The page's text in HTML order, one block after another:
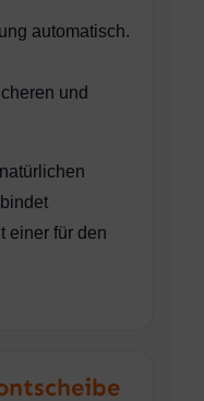
automatisch.
und
einer für den